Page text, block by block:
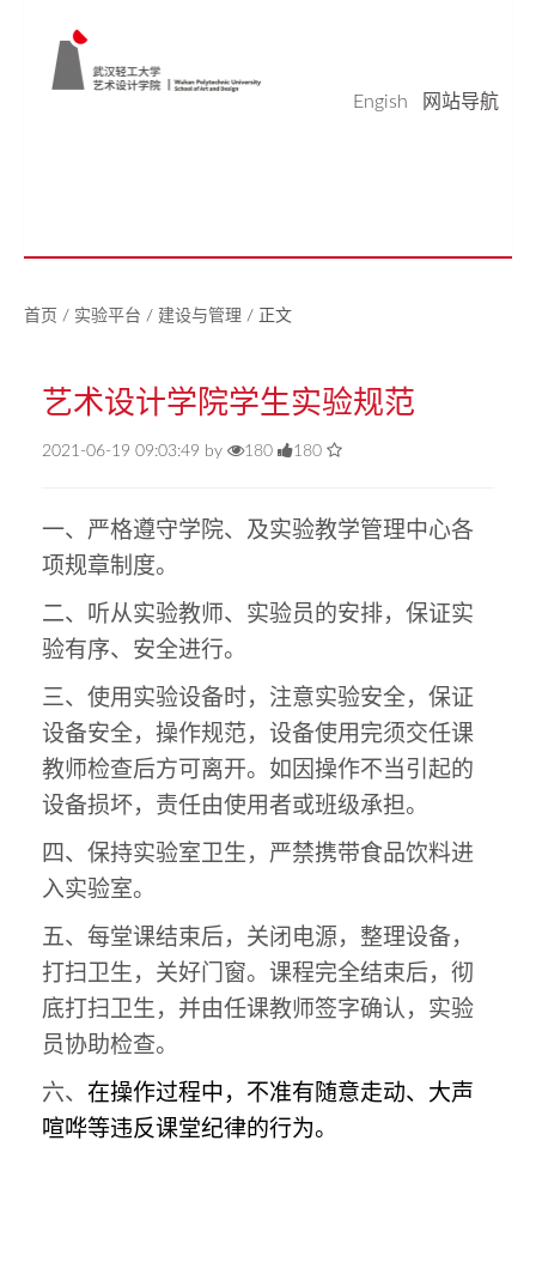
Engish
网站导航
首页 / 实验平台 / 建设与管理 / 正文
艺术设计学院学生实验规范
2021-06-19 09:03:49 by 180 180
一、严格遵守学院、及实验教学管理中心各
项规章制度。
二、听从实验教师、实验员的安排，保证实
验有序、安全进行。
三、使用实验设备时，注意实验安全，保证
设备安全，操作规范，设备使用完须交任课
教师检查后方可离开。如因操作不当引起的
设备损坏，责任由使用者或班级承担。
四、保持实验室卫生，严禁携带食品饮料进
入实验室。
五、每堂课结束后，关闭电源，整理设备，
打扫卫生，关好门窗。课程完全结束后，彻
底打扫卫生，并由任课教师签字确认，实验
员协助检查。
六、 在操作过程中，不准有随意走动、大声
喧哗等违反课堂纪律的行为。